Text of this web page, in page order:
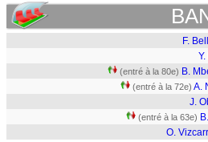
F.
(entré à la 80e) B.
(entré à la 72e) A.
J.
(entré à la 63e)
O.